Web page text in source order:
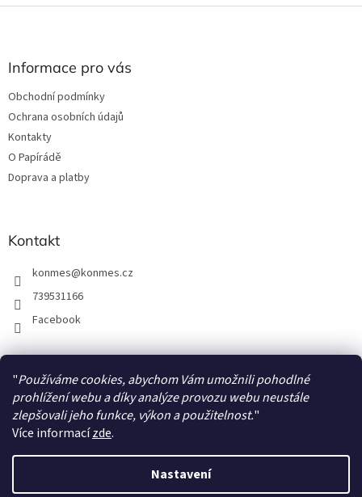
"Používáme cookies, abychom Vám umožnili pohodlné
prohlížení webu a díky analýze provozu webu neustále
zlepšovali jeho funkce, výkon a použitelnost."
Více informacízde.
Nastavení
Z
Informace pro vás
Obchodní podmínky
Ochrana osobních údajů
Kontakty
O Papírádě
Doprava a platby
Kontakt
konmes@konmes.cz
739531166
Facebook
Facebook
Papíráda
Vytvořil Shoptet